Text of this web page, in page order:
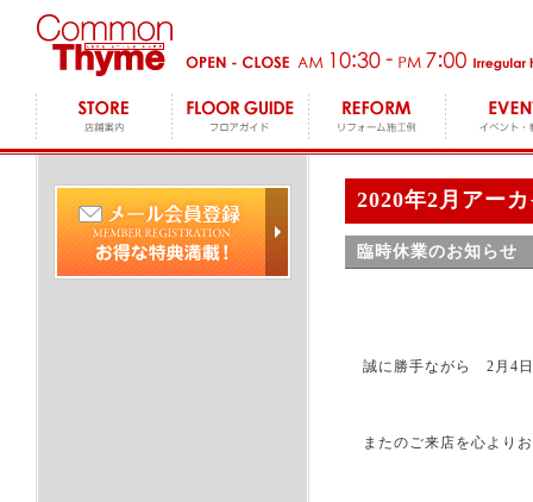
2020年2月アー
臨時休業のお知らせ
誠に勝手ながら 2月4
またのご来店を心より